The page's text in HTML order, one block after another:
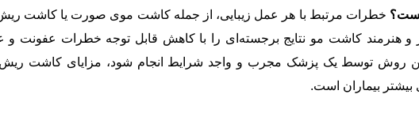
خطرات مرتبط با هر عمل زیبایی، از جمله کاشت موی صورت یا کاشت
و هنرمند کاشت مو نتایج برجسته‌ای را با کاهش قابل توجه خطرات عفونت و
این روش توسط یک پزشک مجرب و واجد شرایط انجام شود، مزایای کاشت ریش
بیماران است.